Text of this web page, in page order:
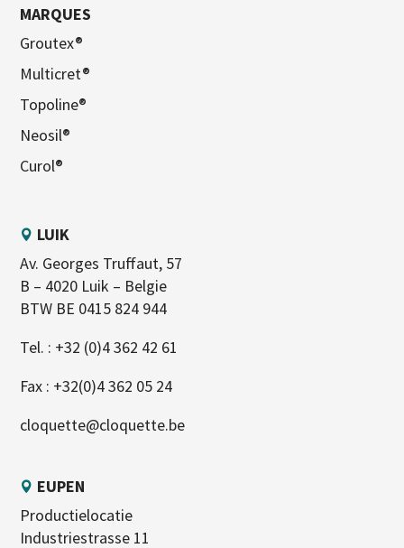
MARQUES
Groutex®
Multicret®
Topoline®
Neosil®
Curol®
LUIK
Av. Georges Truffaut, 57
B – 4020 Luik – Belgie
BTW BE 0415 824 944
Tel. : +32 (0)4 362 42 61
Fax : +32(0)4 362 05 24
cloquette@cloquette.be
EUPEN
Productielocatie
Industriestrasse 11